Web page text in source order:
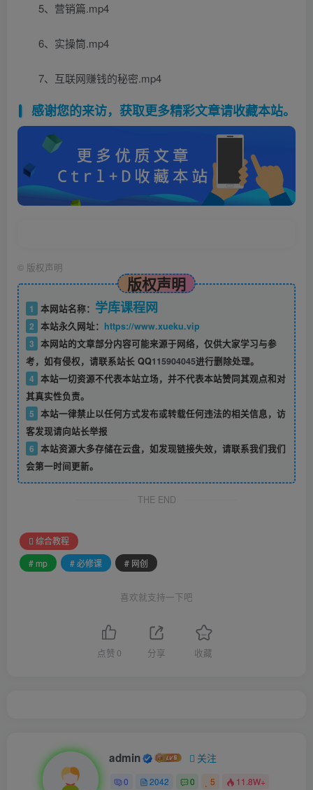
5、营销篇.mp4
6、实操筒.mp4
7、互联网赚钱的秘密.mp4
感谢您的来访，获取更多精彩文章请收藏本站。
© 版权声明
版权声明
1 本网站名称： 学库课程网
2 本站永久网址： https://www.xueku.vip
3 本网站的文章部分内容可能来源于网络，仅供大家学习与参
考，如有侵权，请联系站长 QQ115904045进行删除处理。
4 本站一切资源不代表本站立场，并不代表本站赞同其观点和对
其真实性负责。
5 本站一律禁止以任何方式发布或转载任何违法的相关信息，访
客发现请向站长举报
6 本站资源大多存储在云盘，如发现链接失效，请联系我们我们
会第一时间更新。
THE END
综合教程
# mp
# 必修课 # 网创
喜欢就支持一下吧
点赞 0 分享 收藏
admin 关注
0 2042 0 5 11.8W+